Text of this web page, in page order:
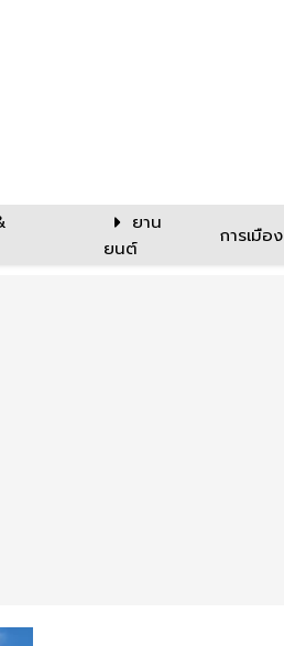
ยาน
ยนต์
การเมือง